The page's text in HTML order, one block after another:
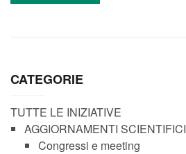
CATEGORIE
TUTTE LE INIZIATIVE
AGGIORNAMENTI SCIENTIFICI
Congressi e meeting